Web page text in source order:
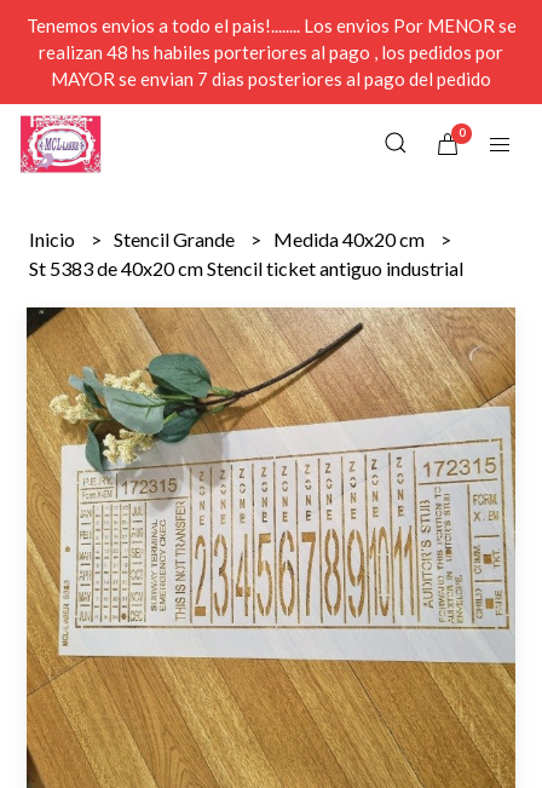
Tenemos envios a todo el pais!........ Los envios Por MENOR se
realizan 48 hs habiles porteriores al pago , los pedidos por
MAYOR se envian 7 dias posteriores al pago del pedido
0
Inicio Stencil Grande
Medida 40x20 cm
St 5383 de 40x20 cm Stencil ticket antiguo industrial